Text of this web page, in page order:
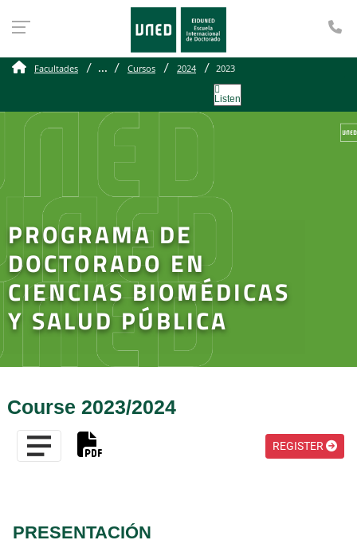
Facultades ... Cursos 2024 2023
Listen
PROGRAMA DE
DOCTORADO EN
CIENCIAS BIOMÉDICAS
Y SALUD PÚBLICA
Course 2023/2024
REGISTER
PRESENTACIÓN